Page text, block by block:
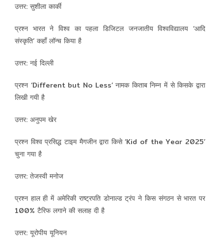
उत्तर: सुशीला कार्की
प्रश्न भारत ने विश्व का पहला डिजिटल जनजातीय विश्वविद्यालय ‘आदि
संस्कृति’ कहाँ लॉन्च किया है
उत्तर: नई दिल्ली
प्रश्न ‘Different but No Less’ नामक किताब निम्न में से किसके द्वारा
लिखी गयी है
उत्तर: अनुपम खेर
प्रश्न विश्व प्रसिद्ध टाइम मैगजीन द्वारा किसे ‘Kid of the Year 2025’
चुना गया है
उत्तर: तेजस्वी मनोज
प्रश्न हाल ही में अमेरिकी राष्ट्रपति डोनाल्ड ट्रंप ने किस संगठन से भारत पर
100% टैरिफ लगाने की सलाह दी है
उत्तर: यूरोपीय यूनियन